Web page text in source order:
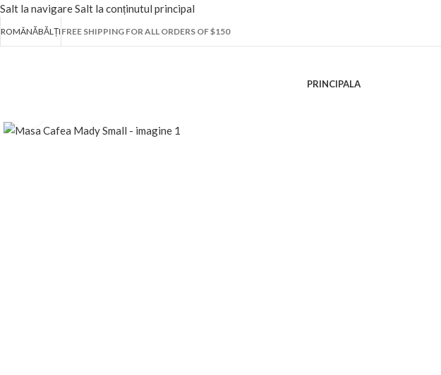
Salt la navigareSalt la conținutul principal
ROMÂNĂBĂLȚI FREE SHIPPING FOR ALL ORDERS OF $150
PRINCIPALA